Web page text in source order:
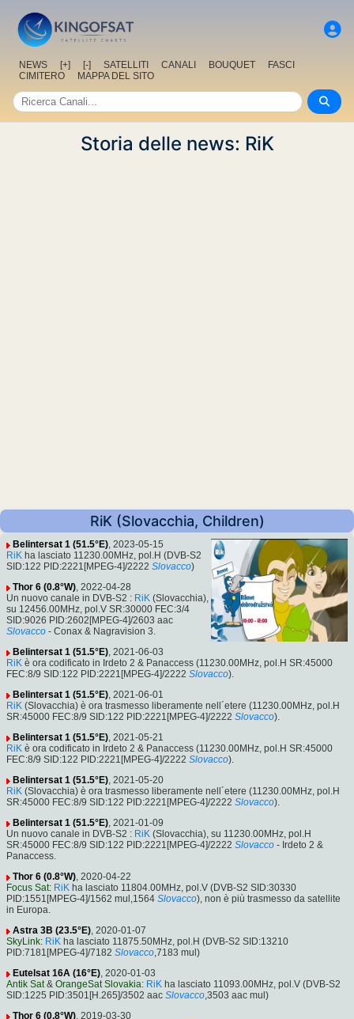
NEWS [+] [-] SATELLITI CANALI BOUQUET
FASCI
CIMITERO
MAPPA DEL SITO
Storia delle news: RiK
RiK (Slovacchia, Children)
Belintersat 1 (51.5°E), 2023-05-15
RiK ha lasciato 11230.00MHz, pol.H (DVB-S2
SID:122 PID:2221[MPEG-4]/2222 Slovacco)
Thor 6 (0.8°W), 2022-04-28
Un nuovo canale in DVB-S2 : RiK (Slovacchia),
su 12456.00MHz, pol.V SR:30000 FEC:3/4
SID:9026 PID:2602[MPEG-4]/2603 aac
Slovacco - Conax & Nagravision 3.
Belintersat 1 (51.5°E), 2021-06-03
RiK è ora codificato in Irdeto 2 & Panaccess (11230.00MHz, pol.H SR:45000
FEC:8/9 SID:122 PID:2221[MPEG-4]/2222 Slovacco).
Belintersat 1 (51.5°E), 2021-06-01
RiK (Slovacchia) è ora trasmesso liberamente nell´etere (11230.00MHz, pol.H
SR:45000 FEC:8/9 SID:122 PID:2221[MPEG-4]/2222 Slovacco).
Belintersat 1 (51.5°E), 2021-05-21
RiK è ora codificato in Irdeto 2 & Panaccess (11230.00MHz, pol.H SR:45000
FEC:8/9 SID:122 PID:2221[MPEG-4]/2222 Slovacco).
Belintersat 1 (51.5°E), 2021-05-20
RiK (Slovacchia) è ora trasmesso liberamente nell´etere (11230.00MHz, pol.H
SR:45000 FEC:8/9 SID:122 PID:2221[MPEG-4]/2222 Slovacco).
Belintersat 1 (51.5°E), 2021-01-09
Un nuovo canale in DVB-S2 : RiK (Slovacchia), su 11230.00MHz, pol.H
SR:45000 FEC:8/9 SID:122 PID:2221[MPEG-4]/2222 Slovacco - Irdeto 2 &
Panaccess.
Thor 6 (0.8°W), 2020-04-22
Focus Sat: RiK ha lasciato 11804.00MHz, pol.V (DVB-S2 SID:30330
PID:1551[MPEG-4]/1562 mul,1564 Slovacco), non è più trasmesso da satellite
in Europa.
Astra 3B (23.5°E), 2020-01-07
SkyLink: RiK ha lasciato 11875.50MHz, pol.H (DVB-S2 SID:13210
PID:7181[MPEG-4]/7182 Slovacco,7183 mul)
Eutelsat 16A (16°E), 2020-01-03
Antik Sat& OrangeSat Slovakia: RiK ha lasciato 11093.00MHz, pol.V (DVB-S2
SID:1225 PID:3501[H.265]/3502 aac Slovacco,3503 aac mul)
Thor 6 (0.8°W), 2019-03-30